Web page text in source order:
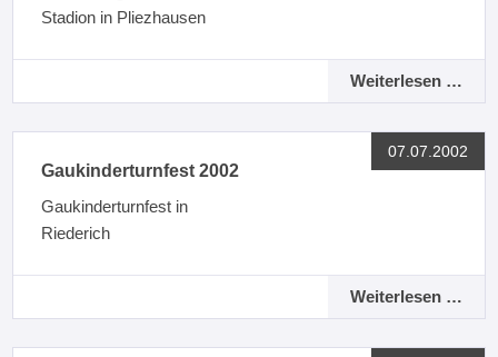
Stadion in Pliezhausen
Weiterlesen …
07.07.2002
Gaukinderturnfest 2002
Gaukinderturnfest in
Riederich
Weiterlesen …